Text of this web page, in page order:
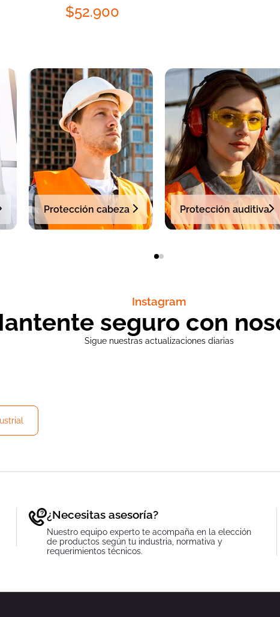
$52.900
Protección cabeza Protección auditiva
Instagram
seguro con
Sigue nuestras actualizaciones diarias
¿Necesitas asesoría?
Nuestro equipo experto te acompaña en la elección
de productos según tu industria, normativa y
requerimientos técnicos.